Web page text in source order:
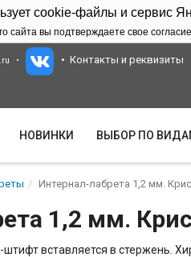
cookie-файлы и сервис
сайта вы подтверждаете свое
Контакты и реквизиты
НОВИНКИ ВЫБОР ПО
Интернал-лабрета 1,2 мм.
1,2 мм.
вставляется в стержень.